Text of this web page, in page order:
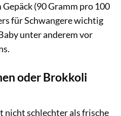
(90 Gramm pro 100
für Schwangere wichtig
unter anderem vor
oder Brokkoli
schlechter als frische